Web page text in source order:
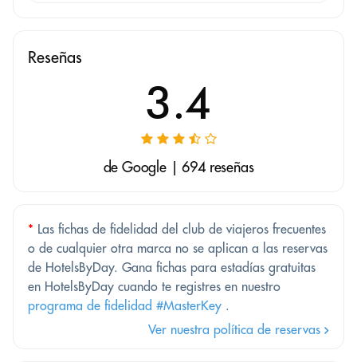
Reseñas
3.4
de Google | 694 reseñas
* Las fichas de fidelidad del club de viajeros frecuentes
o de cualquier otra marca no se aplican a las reservas
de HotelsByDay. Gana fichas para estadías gratuitas
en HotelsByDay cuando te registres en nuestro
programa de fidelidad #MasterKey .
Ver nuestra política de reservas